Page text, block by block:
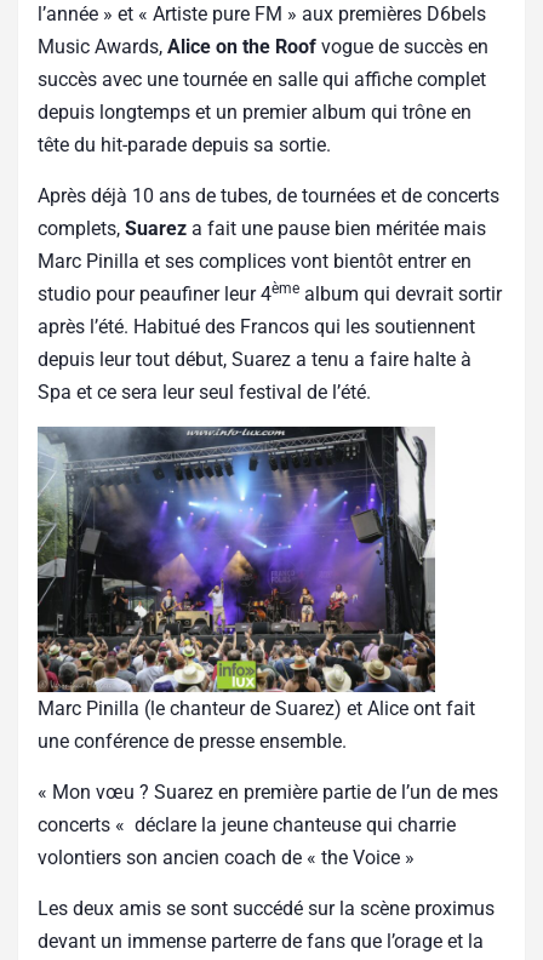
l’année » et « Artiste pure FM » aux premières D6bels
Music Awards, Alice on the Roof vogue de succès en
succès avec une tournée en salle qui affiche complet
depuis longtemps et un premier album qui trône en
tête du hit-parade depuis sa sortie.
Après déjà 10 ans de tubes, de tournées et de concerts
complets, Suarez a fait une pause bien méritée mais
Marc Pinilla et ses complices vont bientôt entrer en
studio pour peaufiner leur 4ème album qui devrait sortir
après l’été. Habitué des Francos qui les soutiennent
depuis leur tout début, Suarez a tenu a faire halte à
Spa et ce sera leur seul festival de l’été.
Marc Pinilla (le chanteur de Suarez) et Alice ont fait
une conférence de presse ensemble.
« Mon vœu ? Suarez en première partie de l’un de mes
concerts « déclare la jeune chanteuse qui charrie
volontiers son ancien coach de « the Voice »
Les deux amis se sont succédé sur la scène proximus
devant un immense parterre de fans que l’orage et la